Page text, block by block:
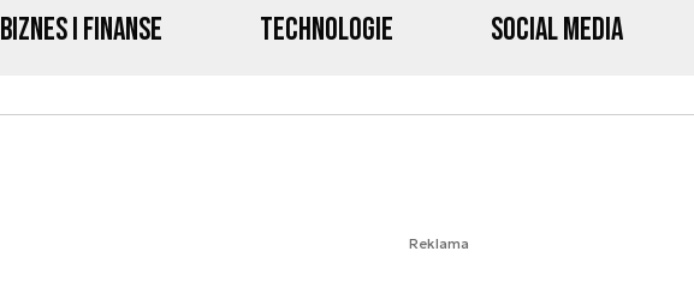
Biznes i Finanse Technologie Social media
Reklama